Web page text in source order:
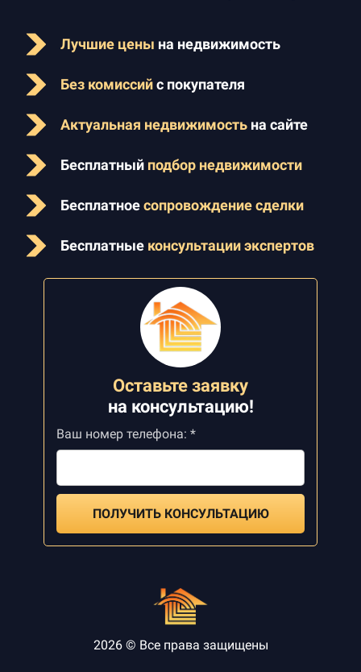
Лучшие цены на недвижимость
Без комиссийс покупателя
Актуальная недвижимость на сайте
Бесплатный подбор недвижимости
Бесплатноесопровождение сделки
Бесплатные консультации экспертов
Оставьте заявку
на консультацию!
Ваш номер телефона: *
ПОЛУЧИТЬ КОНСУЛЬТАЦИЮ
2026 © Все права защищены